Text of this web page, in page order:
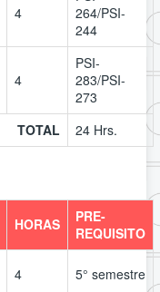
4
264/PSI-
244
4
PSI-
283/PSI-
273
TOTAL
24 Hrs.
HORAS
PRE-
REQUISITO
4 5° semestre